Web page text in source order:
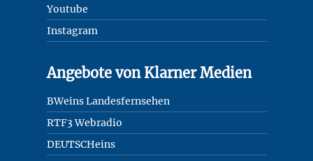
Youtube
Instagram
Angebote von Klarner Medien
BWeins Landesfernsehen
RTF3 Webradio
DEUTSCHeins